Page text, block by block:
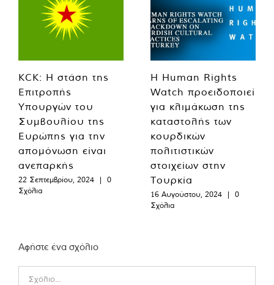
KCK: Η στάση της
Επιτροπής
Υπουργών του
Συμβουλίου της
Ευρώπης για την
απομόνωση είναι
ανεπαρκής
22 Σεπτεμβρίου, 2024 |
0
Σχόλια
Η Human Rights
Watch προειδοποιεί
για κλιμάκωση της
καταστολής των
κουρδικών
πολιτιστικών
στοιχείων στην
Τουρκία
16 Αυγούστου, 2024 |
0
Σχόλια
Αφήστε ένα σχόλιο